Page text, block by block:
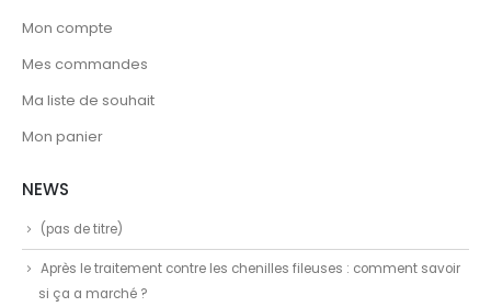
Mon compte
Mes commandes
Ma liste de souhait
Mon panier
NEWS
(pas de titre)
Après le traitement contre les chenilles fileuses : comment savoir
si ça a marché ?